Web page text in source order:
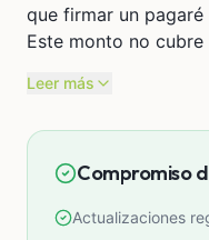
que firmar un
Este monto no
y hermanos en la fe
¡Cada apoyo y
Leer más
Compromiso
Actualizaciones